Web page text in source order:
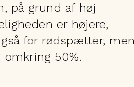
på grund af høj
er højere,
for rødspætter, men
50%.